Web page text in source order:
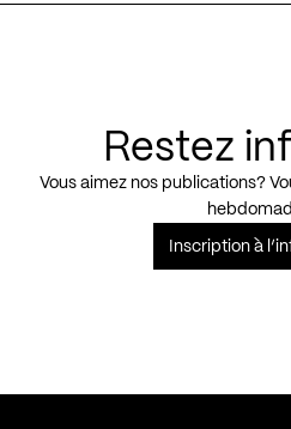
Restez
Vous aimez nos publications?
Inscription à